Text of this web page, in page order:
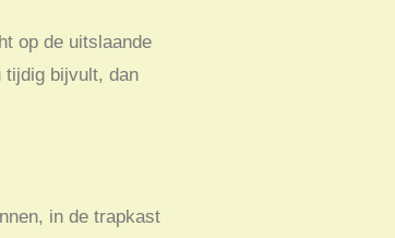
op de uitslaande
tijdig bijvult, dan
in de trapkast